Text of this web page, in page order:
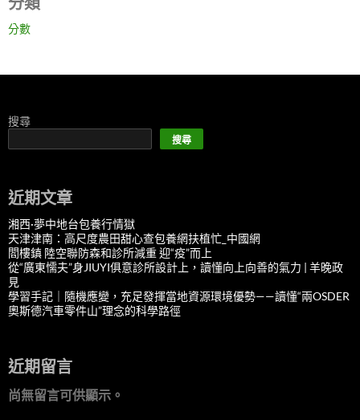
分數
搜尋
搜尋
近期文章
湘西·夢中地台包養行情獄
天津津南：高尺度農田甜心查包養網扶植忙_中國網
閻樓鎮 陸空聯防森和診所減重 迎“疫”而上
從“廣東懦夫”身JIUYI俱意診所設計上，讀懂向上向善的氣力 | 羊晚政
見
學習手記｜隨機應變，充足發揮當地資源環境優勢——讀懂“兩OSDER
奧斯德汽車零件山”理念的科學路徑
近期留言
尚無留言可供顯示。